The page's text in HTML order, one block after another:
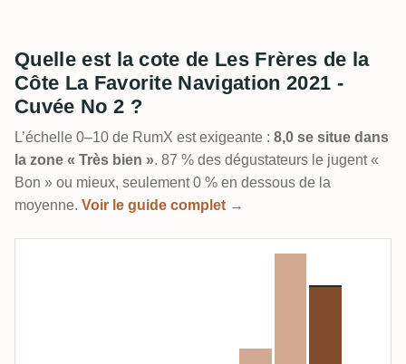
Quelle est la cote de Les Frères de la
Côte La Favorite Navigation 2021 -
Cuvée No 2 ?
L’échelle 0–10 de RumX est exigeante : 8,0 se situe dans
la zone « Très bien ». 87 % des dégustateurs le jugent «
Bon » ou mieux, seulement 0 % en dessous de la
moyenne. Voir le guide complet →